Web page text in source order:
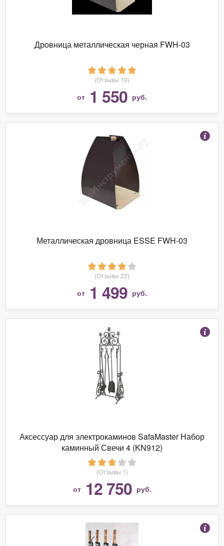
Дровница металлическая черная FWH-03
(Отзывы 19)
от 1 550 руб.
Металлическая дровница ESSE FWH-03
(Отзывы 22)
от 1 499 руб.
Аксессуар для электрокаминов SafaMaster Набор
каминный Свечи 4 (KN912)
(Отзывы 1)
от 12 750 руб.